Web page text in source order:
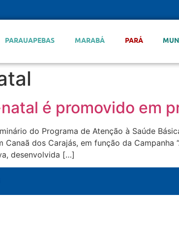
PARAUAPEBAS MARABÁ PARÁ
é promovido em
do Programa de Atenção à Saúde
Canaã dos Carajás, em função da
desenvolvida […]